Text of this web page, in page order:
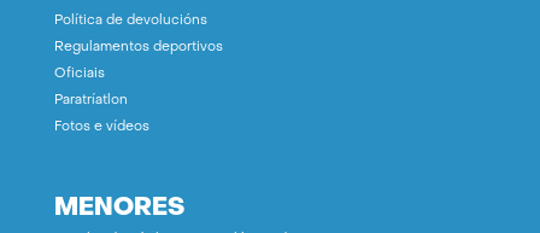
Política de devolucións
Regulamentos deportivos
Oficiais
Paratríatlon
Fotos e vídeos
MENORES